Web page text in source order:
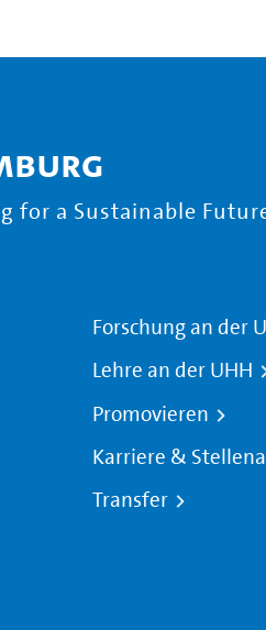
for a Sustainable
Forschung an der
Lehre an der UHH
Promovieren
Karriere &
Transfer